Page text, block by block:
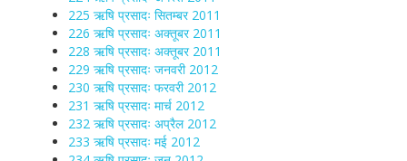
225 ऋषि प्रसादः सितम्बर 2011
226 ऋषि प्रसादः अक्तूबर 2011
228 ऋषि प्रसादः अक्तूबर 2011
229 ऋषि प्रसादः जनवरी 2012
230 ऋषि प्रसादः फरवरी 2012
231 ऋषि प्रसादः मार्च 2012
232 ऋषि प्रसादः अप्रैल 2012
233 ऋषि प्रसादः मई 2012